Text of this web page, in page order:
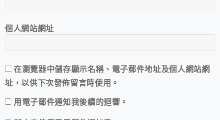
個人網站網址
在瀏覽器中儲存顯示名稱、電子郵件地址及個人網站網
址，以供下次發佈留言時使用。
用電子郵件通知我後續的迴響。